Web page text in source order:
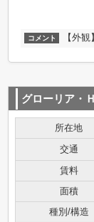
コメント 【外観】
グローリア・Ｈ
所在地
交通
賃料
面積
種別/構造